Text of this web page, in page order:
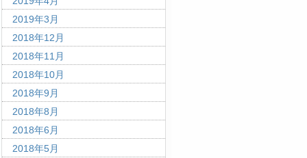
2019年3月
2018年12月
2018年11月
2018年10月
2018年9月
2018年8月
2018年6月
2018年5月